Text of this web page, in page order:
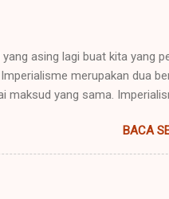
asing lagi buat kita yang
merupakan dua
maksud yang sama.
negara itu menaklukkan
yang artinya
disebut "imperator".
kerajaannya (ialah daerah
BACA